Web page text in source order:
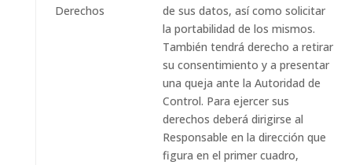
Derechos
de sus datos, así como solicitar
la portabilidad de los mismos.
También tendrá derecho a retirar
su consentimiento y a presentar
una queja ante la Autoridad de
Control. Para ejercer sus
derechos deberá dirigirse al
Responsable en la dirección que
figura en el primer cuadro,